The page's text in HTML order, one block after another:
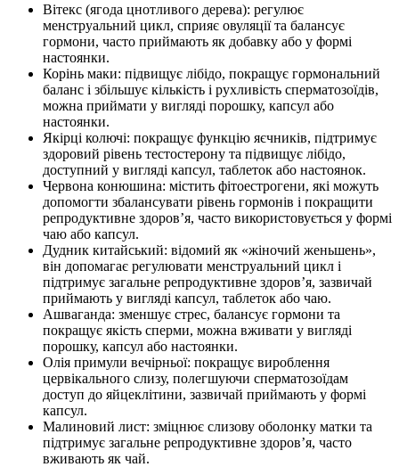
Вітекс (ягода цнотливого дерева): регулює
менструальний цикл, сприяє овуляції та балансує
гормони, часто приймають як добавку або у формі
настоянки.
Корінь маки: підвищує лібідо, покращує гормональний
баланс і збільшує кількість і рухливість сперматозоїдів,
можна приймати у вигляді порошку, капсул або
настоянки.
Якірці колючі: покращує функцію яєчників, підтримує
здоровий рівень тестостерону та підвищує лібідо,
доступний у вигляді капсул, таблеток або настоянок.
Червона конюшина: містить фітоестрогени, які можуть
допомогти збалансувати рівень гормонів і покращити
репродуктивне здоров’я, часто використовується у формі
чаю або капсул.
Дудник китайський: відомий як «жіночий женьшень»,
він допомагає регулювати менструальний цикл і
підтримує загальне репродуктивне здоров’я, зазвичай
приймають у вигляді капсул, таблеток або чаю.
Ашваганда: зменшує стрес, балансує гормони та
покращує якість сперми, можна вживати у вигляді
порошку, капсул або настоянки.
Олія примули вечірньої: покращує вироблення
цервікального слизу, полегшуючи сперматозоїдам
доступ до яйцеклітини, зазвичай приймають у формі
капсул.
Малиновий лист: зміцнює слизову оболонку матки та
підтримує загальне репродуктивне здоров’я, часто
вживають як чай.